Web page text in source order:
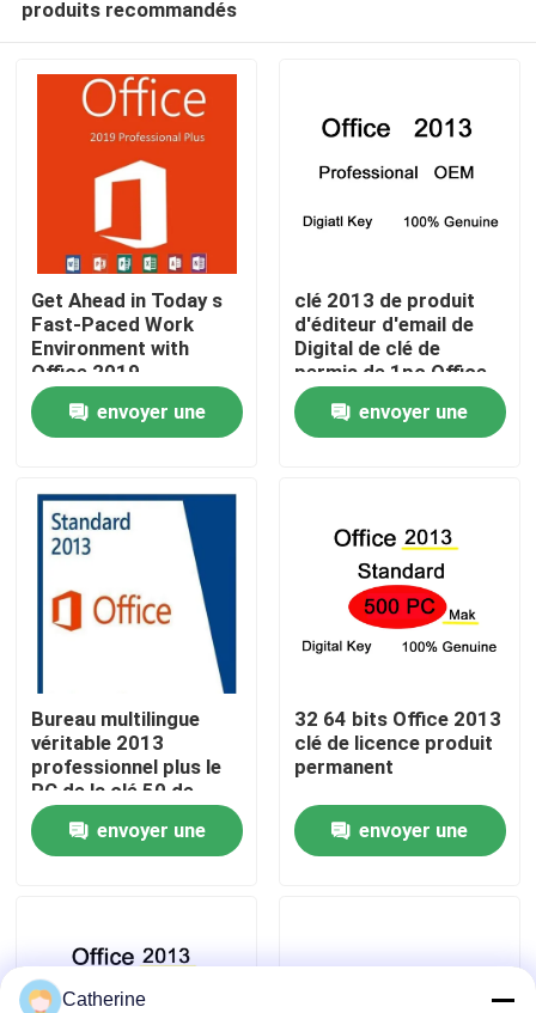
À la maison
Produits
À propos de nous
Contrôle de la qualité
Nous contacter
Nouvelles
Demandez un devis
plus professionnel du bureau 2021
produits recommandés
Get Ahead in Today s
Fast-Paced Work
Environment with
Office 2019
Professional Plus
envoyer une
clé 2013 de produit
d'éditeur d'email de
Digital de clé de
permis de 1pc Office
2013
envoyer une
Bureau multilingue
véritable 2013
professionnel plus le
PC de la clé 50 de
produit
envoyer une
32 64 bits Office 2013
clé de licence produit
permanent
envoyer une
Catherine